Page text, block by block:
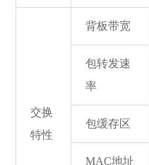
交换
特性
背板带宽
包转发速
率
包缓存区
MAC地址